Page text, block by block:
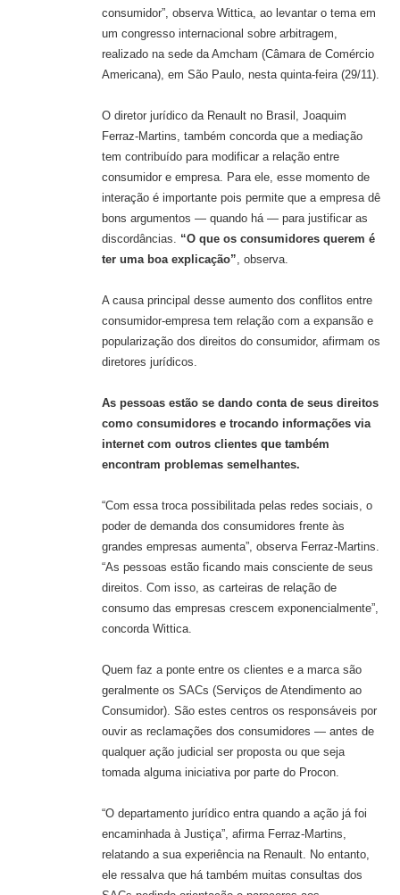
consumidor”, observa Wittica, ao levantar o tema em
um congresso internacional sobre arbitragem,
realizado na sede da Amcham (Câmara de Comércio
Americana), em São Paulo, nesta quinta-feira (29/11).
O diretor jurídico da Renault no Brasil, Joaquim
Ferraz-Martins, também concorda que a mediação
tem contribuído para modificar a relação entre
consumidor e empresa. Para ele, esse momento de
interação é importante pois permite que a empresa dê
bons argumentos — quando há — para justificar as
discordâncias. “O que os consumidores querem é
ter uma boa explicação”, observa.
A causa principal desse aumento dos conflitos entre
consumidor-empresa tem relação com a expansão e
popularização dos direitos do consumidor, afirmam os
diretores jurídicos.
As pessoas estão se dando conta de seus direitos
como consumidores e trocando informações via
internet com outros clientes que também
encontram problemas semelhantes.
“Com essa troca possibilitada pelas redes sociais, o
poder de demanda dos consumidores frente às
grandes empresas aumenta”, observa Ferraz-Martins.
“As pessoas estão ficando mais consciente de seus
direitos. Com isso, as carteiras de relação de
consumo das empresas crescem exponencialmente”,
concorda Wittica.
Quem faz a ponte entre os clientes e a marca são
geralmente os SACs (Serviços de Atendimento ao
Consumidor). São estes centros os responsáveis por
ouvir as reclamações dos consumidores — antes de
qualquer ação judicial ser proposta ou que seja
tomada alguma iniciativa por parte do Procon.
“O departamento jurídico entra quando a ação já foi
encaminhada à Justiça”, afirma Ferraz-Martins,
relatando a sua experiência na Renault. No entanto,
ele ressalva que há também muitas consultas dos